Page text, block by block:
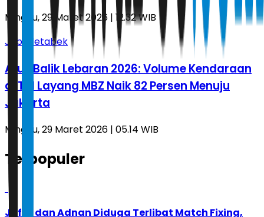
Minggu, 29 Maret 2026 | 12.32 WIB
Jabodetabek
Arus Balik Lebaran 2026: Volume Kendaraan
di Tol Layang MBZ Naik 82 Persen Menuju
Jakarta
Minggu, 29 Maret 2026 | 05.14 WIB
Terpopuler
Jafar dan Adnan Diduga Terlibat Match Fixing,